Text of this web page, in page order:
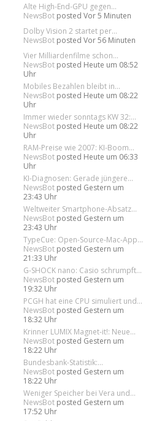
Alte High-End-GPU gegen...
NewsBot postedVor 5 Minuten
Dolby Vision 2 startet per...
NewsBot postedVor 56 Minuten
Vier Milliardenfilme schon...
NewsBot posted Heute um 08:52
Uhr
Mobiles Bezahlen bleibt in...
NewsBot posted Heute um 08:22
Uhr
Immer wieder sonntags KW 32:...
NewsBot posted Heute um 08:22
Uhr
RAM-Preise wie 2007: KI-Boom...
NewsBot posted Heute um 06:33
Uhr
KI-Diagnosen: Gerade jüngere...
NewsBot posted Gestern um
23:43 Uhr
Weltweiter Smartphone-Absatz...
NewsBot posted Gestern um
23:43 Uhr
TypeCue: Open-Source-Mac-App...
NewsBot posted Gestern um
21:33 Uhr
G-SHOCK nano: Casio schrumpft...
NewsBot posted Gestern um
19:32 Uhr
PCGH hat eine CPU simuliert und...
NewsBot posted Gestern um
18:32 Uhr
Krinner LUMIX Magnet-it!: Neue...
NewsBot posted Gestern um
18:22 Uhr
Bundesbank-Statistik:...
NewsBot posted Gestern um
18:22 Uhr
Weniger Speicher bei Vera und...
NewsBot posted Gestern um
17:52 Uhr